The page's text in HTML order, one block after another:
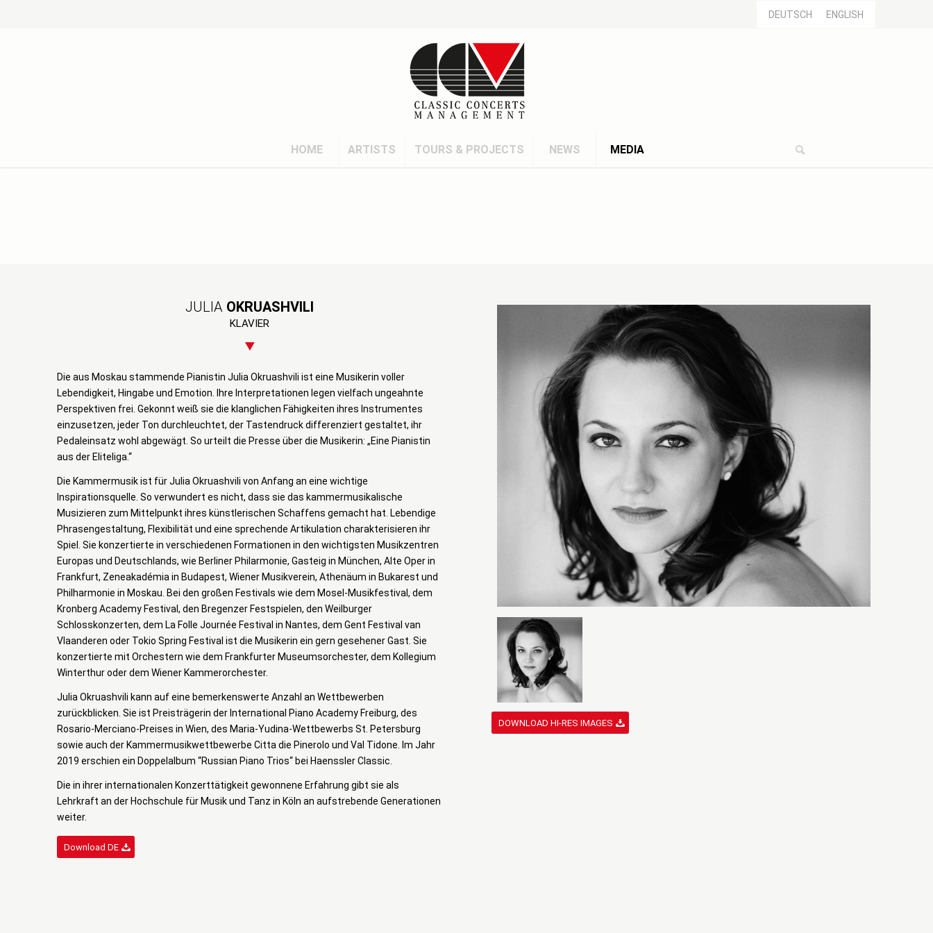
DEUTSCH ENGLISH
HOME ARTISTS TOURS & PROJECTS NEWS MEDIA
JULIA OKRUASHVILI
KLAVIER
Die aus Moskau stammende Pianistin Julia Okruashvili ist eine Musikerin voller
Lebendigkeit, Hingabe und Emotion. Ihre Interpretationen legen vielfach ungeahnte
Perspektiven frei. Gekonnt weiß sie die klanglichen Fähigkeiten ihres Instrumentes
einzusetzen, jeder Ton durchleuchtet, der Tastendruck differenziert gestaltet, ihr
Pedaleinsatz wohl abgewägt. So urteilt die Presse über die Musikerin: „Eine Pianistin
aus der Eliteliga.“
Die Kammermusik ist für Julia Okruashvili von Anfang an eine wichtige
Inspirationsquelle. So verwundert es nicht, dass sie das kammermusikalische
Musizieren zum Mittelpunkt ihres künstlerischen Schaffens gemacht hat. Lebendige
Phrasengestaltung, Flexibilität und eine sprechende Artikulation charakterisieren ihr
Spiel. Sie konzertierte in verschiedenen Formationen in den wichtigsten Musikzentren
Europas und Deutschlands, wie Berliner Philarmonie, Gasteig in München, Alte Oper in
Frankfurt, Zeneakadémia in Budapest, Wiener Musikverein, Athenäum in Bukarest und
Philharmonie in Moskau. Bei den großen Festivals wie dem Mosel-Musikfestival, dem
Kronberg Academy Festival, den Bregenzer Festspielen, den Weilburger
Schlosskonzerten, dem La Folle Journée Festival in Nantes, dem Gent Festival van
Vlaanderen oder Tokio Spring Festival ist die Musikerin ein gern gesehener Gast. Sie
konzertierte mit Orchestern wie dem Frankfurter Museumsorchester, dem Kollegium
Winterthur oder dem Wiener Kammerorchester.
Julia Okruashvili kann auf eine bemerkenswerte Anzahl an Wettbewerben
zurückblicken. Sie ist Preisträgerin der International Piano Academy Freiburg, des
Rosario-Merciano-Preises in Wien, des Maria-Yudina-Wettbewerbs St. Petersburg
sowie auch der Kammermusikwettbewerbe Citta die Pinerolo und Val Tidone. Im Jahr
2019 erschien ein Doppelalbum “Russian Piano Trios“ bei Haenssler Classic.
Die in ihrer internationalen Konzerttätigkeit gewonnene Erfahrung gibt sie als
Lehrkraft an der Hochschule für Musik und Tanz in Köln an aufstrebende Generationen
weiter.
Download DE
DOWNLOAD HI-RES IMAGES